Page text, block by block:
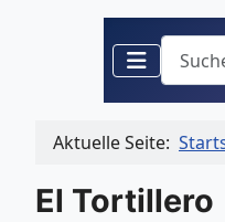
Suchen
Aktuelle Seite:
El Tortillero